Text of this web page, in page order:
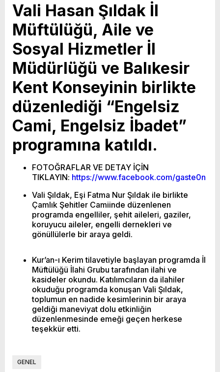
Vali Hasan Şıldak İl
Müftülüğü, Aile ve
Sosyal Hizmetler İl
Müdürlüğü ve Balıkesir
Kent Konseyinin birlikte
düzenlediği “Engelsiz
Cami, Engelsiz İbadet”
programına katıldı.
FOTOĞRAFLAR VE DETAY İÇİN
TIKLAYIN: https://www.facebook.com/gaste0n
Vali Şıldak, Eşi Fatma Nur Şıldak ile birlikte
Çamlık Şehitler Camiinde düzenlenen
programda engelliler, şehit aileleri, gaziler,
koruyucu aileler, engelli dernekleri ve
gönüllülerle bir araya geldi.
Kur’an-ı Kerim tilavetiyle başlayan programda İl
Müftülüğü İlahi Grubu tarafından ilahi ve
kasideler okundu. Katılımcıların da ilahiler
okuduğu programda konuşan Vali Şıldak,
toplumun en nadide kesimlerinin bir araya
geldiği maneviyat dolu etkinliğin
düzenlenmesinde emeği geçen herkese
teşekkür etti.
GENEL